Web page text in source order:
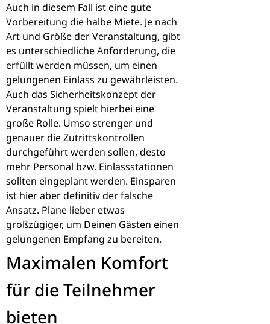
Auch in diesem Fall ist eine gute
Vorbereitung die halbe Miete. Je nach
Art und Größe der Veranstaltung, gibt
es unterschiedliche Anforderung, die
erfüllt werden müssen, um einen
gelungenen Einlass zu gewährleisten.
Auch das Sicherheitskonzept der
Veranstaltung spielt hierbei eine
große Rolle. Umso strenger und
genauer die Zutrittskontrollen
durchgeführt werden sollen, desto
mehr Personal bzw. Einlassstationen
sollten eingeplant werden. Einsparen
ist hier aber definitiv der falsche
Ansatz. Plane lieber etwas
großzügiger, um Deinen Gästen einen
gelungenen Empfang zu bereiten.
Maximalen Komfort
für die Teilnehmer
bieten